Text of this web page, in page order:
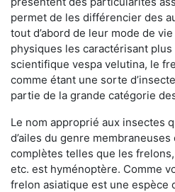
permet de les différencier des
tout d’abord de leur mode de
physiques les caractérisant
scientifique vespa velutina, le
comme étant une sorte
partie de la grande catégorie
Le nom approprié aux insectes
d’ailes du genre
complètes telles que les
etc. est hyménoptère. Comme
frelon asiatique est une espèce